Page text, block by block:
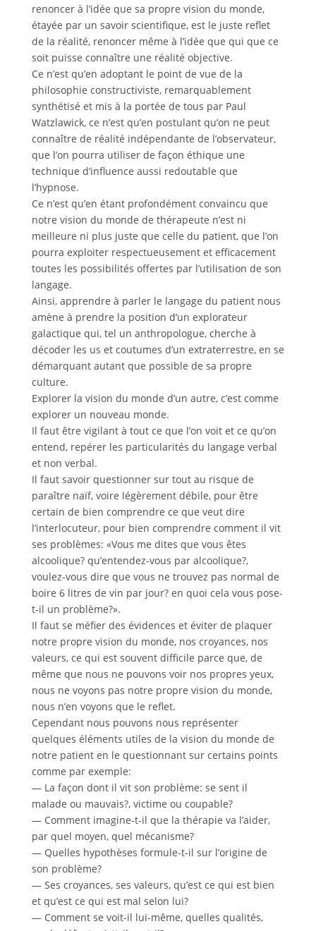
renoncer à l’idée que sa propre vision du monde,
étayée par un savoir scientifique, est le juste reflet
de la réalité, renoncer même à l’idée que qui que ce
soit puisse connaître une réalité objective.
Ce n’est qu’en adoptant le point de vue de la
philosophie constructiviste, remarquablement
synthétisé et mis à la portée de tous par Paul
Watzlawick, ce n’est qu’en postulant qu’on ne peut
connaître de réalité indépendante de l’observateur,
que l’on pourra utiliser de façon éthique une
technique d’influence aussi redoutable que
l’hypnose.
Ce n’est qu’en étant profondément convaincu que
notre vision du monde de thérapeute n’est ni
meilleure ni plus juste que celle du patient, que l’on
pourra exploiter respectueusement et efficacement
toutes les possibilités offertes par l’utilisation de son
langage.
Ainsi, apprendre à parler le langage du patient nous
amène à prendre la position d’un explorateur
galactique qui, tel un anthropologue, cherche à
décoder les us et coutumes d’un extraterrestre, en se
démarquant autant que possible de sa propre
culture.
Explorer la vision du monde d’un autre, c’est comme
explorer un nouveau monde.
Il faut être vigilant à tout ce que l’on voit et ce qu’on
entend, repérer les particularités du langage verbal
et non verbal.
Il faut savoir questionner sur tout au risque de
paraître naïf, voire légèrement débile, pour être
certain de bien comprendre ce que veut dire
l’interlocuteur, pour bien comprendre comment il vit
ses problèmes: «Vous me dites que vous êtes
alcoolique? qu’entendez-vous par alcoolique?,
voulez-vous dire que vous ne trouvez pas normal de
boire 6 litres de vin par jour? en quoi cela vous pose-
t-il un problème?».
Il faut se méfier des évidences et éviter de plaquer
notre propre vision du monde, nos croyances, nos
valeurs, ce qui est souvent difficile parce que, de
même que nous ne pouvons voir nos propres yeux,
nous ne voyons pas notre propre vision du monde,
nous n’en voyons que le reflet.
Cependant nous pouvons nous représenter
quelques éléments utiles de la vision du monde de
notre patient en le questionnant sur certains points
comme par exemple:
— La façon dont il vit son problème: se sent il
malade ou mauvais?, victime ou coupable?
— Comment imagine-t-il que la thérapie va l’aider,
par quel moyen, quel mécanisme?
— Quelles hypothèses formule-t-il sur l’origine de
son problème?
— Ses croyances, ses valeurs, qu’est ce qui est bien
et qu’est ce qui est mal selon lui?
— Comment se voit-il lui-même, quelles qualités,